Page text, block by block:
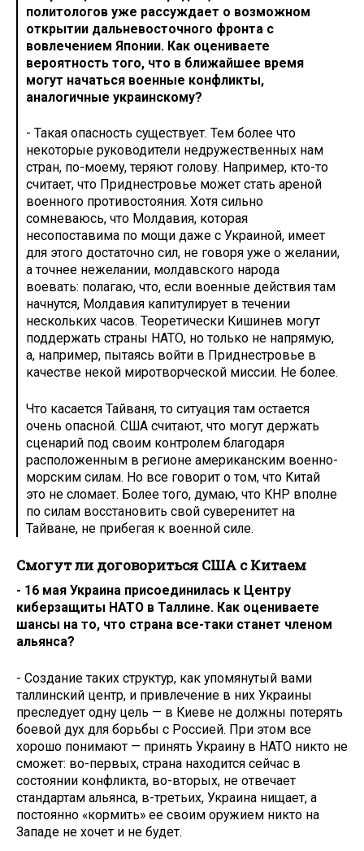
политологов уже рассуждает о возможном
открытии дальневосточного фронта с
вовлечением Японии. Как оцениваете
вероятность того, что в ближайшее время
могут начаться военные конфликты,
аналогичные украинскому?
- Такая опасность существует. Тем более что
некоторые руководители недружественных нам
стран, по-моему, теряют голову. Например, кто-то
считает, что Приднестровье может стать ареной
военного противостояния. Хотя сильно
сомневаюсь, что Молдавия, которая
несопоставима по мощи даже с Украиной, имеет
для этого достаточно сил, не говоря уже о желании,
а точнее нежелании, молдавского народа
воевать: полагаю, что, если военные действия там
начнутся, Молдавия капитулирует в течении
нескольких часов. Теоретически Кишинев могут
поддержать страны НАТО, но только не напрямую,
а, например, пытаясь войти в Приднестровье в
качестве некой миротворческой миссии. Не более.
Что касается Тайваня, то ситуация там остается
очень опасной. США считают, что могут держать
сценарий под своим контролем благодаря
расположенным в регионе американским военно-
морским силам. Но все говорит о том, что Китай
это не сломает. Более того, думаю, что КНР вполне
по силам восстановить свой суверенитет на
Тайване, не прибегая к военной силе.
Смогут ли договориться США с Китаем
- 16 мая Украина присоединилась к Центру
киберзащиты НАТО в Таллине. Как оцениваете
шансы на то, что страна все-таки станет членом
альянса?
- Создание таких структур, как упомянутый вами
таллинский центр, и привлечение в них Украины
преследует одну цель — в Киеве не должны потерять
боевой дух для борьбы с Россией. При этом все
хорошо понимают — принять Украину в НАТО никто не
сможет: во-первых, страна находится сейчас в
состоянии конфликта, во-вторых, не отвечает
стандартам альянса, в-третьих, Украина нищает, а
постоянно «кормить» ее своим оружием никто на
Западе не хочет и не будет.